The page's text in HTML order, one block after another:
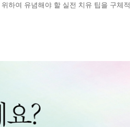
하여 유념해야 할 실전 치유 팁을 구체적